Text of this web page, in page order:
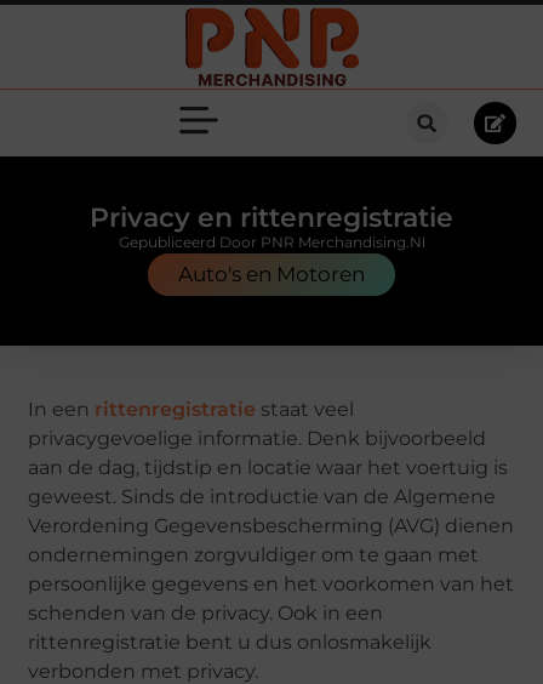
Privacy en rittenregistratie
Auto's en Motoren
Gepubliceerd Door PNR Merchandising.nl
In een rittenregistratie staat veel
privacygevoelige informatie. Denk bijvoorbeeld
aan de dag, tijdstip en locatie waar het voertuig is
geweest. Sinds de introductie van de Algemene
Verordening Gegevensbescherming (AVG) dienen
ondernemingen zorgvuldiger om te gaan met
persoonlijke gegevens en het voorkomen van het
schenden van de privacy. Ook in een
rittenregistratie bent u dus onlosmakelijk
verbonden met privacy.